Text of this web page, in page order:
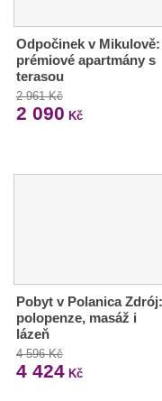
Odpočinek v Mikulově:
prémiové apartmány s
terasou
2 961 Kč
2 090 Kč
Pobyt v Polanica Zdrój:
polopenze, masáž i
lázeň
4 596 Kč
4 424 Kč